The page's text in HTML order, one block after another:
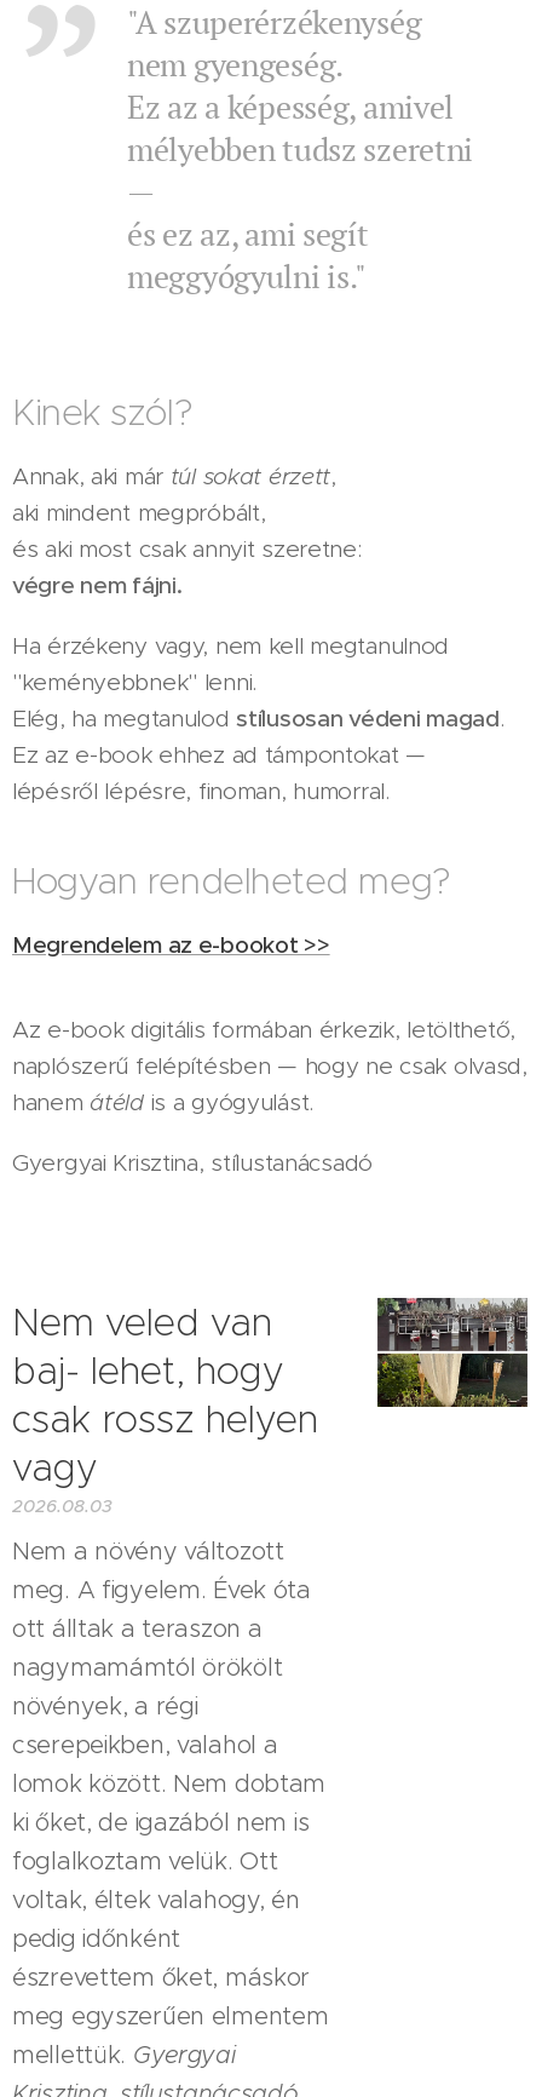
"A szuperérzékenység
nem gyengeség.
Ez az a képesség, amivel
mélyebben tudsz szeretni
—
és ez az, ami segít
meggyógyulni is."
Kinek szól?
Annak, aki már túl sokat érzett,
aki mindent megpróbált,
és aki most csak annyit szeretne:
végre nem fájni.
Ha érzékeny vagy, nem kell megtanulnod
"keményebbnek" lenni.
Elég, ha megtanulodstílusosan védeni magad.
Ez az e-book ehhez ad támpontokat —
lépésről lépésre, finoman, humorral.
Hogyan rendelheted meg?
Megrendelem az e-bookot >>
Az e-book digitális formában érkezik, letölthető,
naplószerű felépítésben — hogy ne csak olvasd,
hanem átéldis a gyógyulást.
Gyergyai Krisztina, stílustanácsadó
Nem veled van
baj- lehet, hogy
csak rossz helyen
vagy
2026.08.03
Nem a növény változott
meg. A figyelem. Évek óta
ott álltak a teraszon a
nagymamámtól örökölt
növények, a régi
cserepeikben, valahol a
lomok között. Nem dobtam
ki őket, de igazából nem is
foglalkoztam velük. Ott
voltak, éltek valahogy, én
pedig időnként
észrevettem őket, máskor
meg egyszerűen elmentem
mellettük. Gyergyai